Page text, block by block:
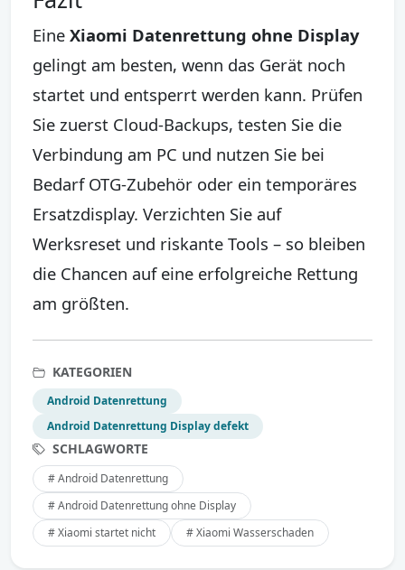
Eine Xiaomi Datenrettung ohne Display
gelingt am besten, wenn das Gerät noch
startet und entsperrt werden kann. Prüfen
Sie zuerst Cloud-Backups, testen Sie die
Verbindung am PC und nutzen Sie bei
Bedarf OTG-Zubehör oder ein temporäres
Ersatzdisplay. Verzichten Sie auf
Werksreset und riskante Tools – so bleiben
die Chancen auf eine erfolgreiche Rettung
am größten.
KATEGORIEN
Android Datenrettung
Android Datenrettung Display defekt
SCHLAGWORTE
# Android Datenrettung
# Android Datenrettung ohne Display
# Xiaomi startet nicht
# Xiaomi Wasserschaden